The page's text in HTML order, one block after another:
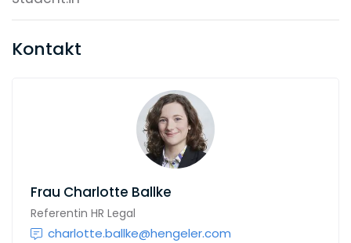
Kontakt
Frau Charlotte Ballke
Referentin HR Legal
charlotte.ballke@hengeler.com